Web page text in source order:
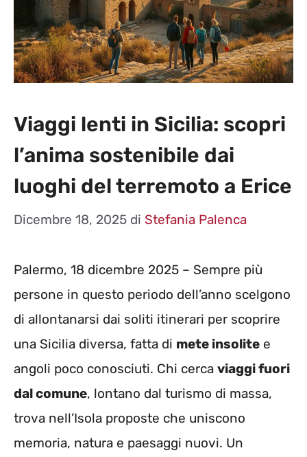
Viaggi lenti in Sicilia: scopri
l’anima sostenibile dai
luoghi del terremoto a Erice
Dicembre 18, 2025 di Stefania Palenca
Palermo, 18 dicembre 2025 – Sempre più
persone in questo periodo dell’anno scelgono
di allontanarsi dai soliti itinerari per scoprire
una Sicilia diversa, fatta di mete insolite e
angoli poco conosciuti. Chi cerca viaggi fuori
dal comune, lontano dal turismo di massa,
trova nell’Isola proposte che uniscono
memoria, natura e paesaggi nuovi. Un